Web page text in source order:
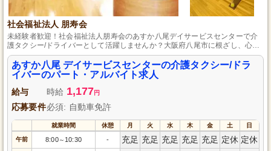
社会福祉法人 朋寿会
未経験者歓迎！社会福祉法人朋寿会のあすか八尾デイサービスセンターで介
護タクシー/ドライバーとして活躍しませんか？大阪府八尾市に根ざし、心温
まるサービスを提供します。必要なのは自動車免許のみ。柔軟な勤務体系で
ライフスタイルに合わせて働ける環境です。あなたの思いやりで高齢者の笑
顔を繋げるお仕事、ぜひ地域社会の貢献を実感してください。
あすか八尾 デイサービスセンターの介護タクシー/ドラ
イバーのパート・アルバイト求人
給与 時給 1,177円
応募要件必須: 自動車免許
就業時間 休憩 月 火 水 木 金 土 日
午前 8:00～ 10:30 - 充足 充足 充足 充足 充足 定休 定休